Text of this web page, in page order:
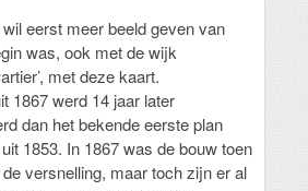
eerst meer beeld geven van
was, ook met de wijk
met deze kaart.
1867 werd 14 jaar later
dan het bekende eerste plan
1853. In 1867 was de bouw toen
de versnelling, maar toch zijn er al